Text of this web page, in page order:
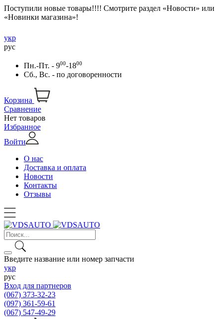
Поступили новые товары!!!! Смотрите раздел «Новости» или
«Новинки магазина»!
укр
рус
Пн.-Пт. - 900-1800
Сб., Вс. - по договоренности
Корзина
Сравнение
Нет товаров
Избранное
Войти
О нас
Доставка и оплата
Новости
Контакты
Отзывы
Введите название или номер запчасти
укр
рус
Вход для партнеров
(067) 373-32-23
(097) 361-59-61
(067) 547-49-29